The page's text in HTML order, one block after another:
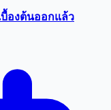
องต้นออกแล้ว